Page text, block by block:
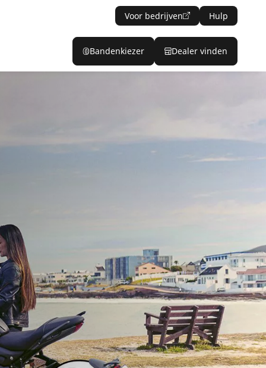
Voor bedrijven Hulp
Bandenkiezer Dealer vinden